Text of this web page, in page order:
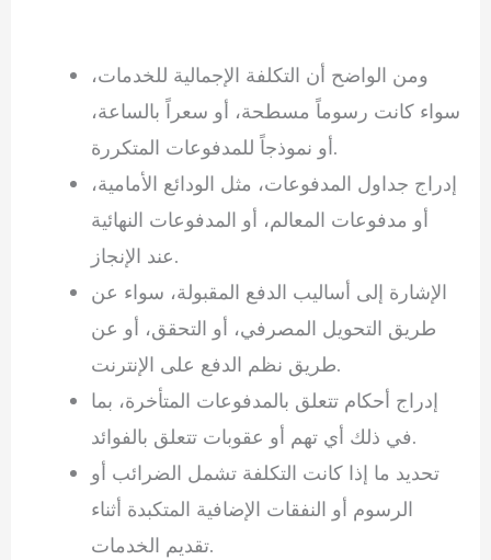
ومن الواضح أن التكلفة الإجمالية للخدمات،
سواء كانت رسوماً مسطحة، أو سعراً بالساعة،
أو نموذجاً للمدفوعات المتكررة.
إدراج جداول المدفوعات، مثل الودائع الأمامية،
أو مدفوعات المعالم، أو المدفوعات النهائية
عند الإنجاز.
الإشارة إلى أساليب الدفع المقبولة، سواء عن
طريق التحويل المصرفي، أو التحقق، أو عن
طريق نظم الدفع على الإنترنت.
إدراج أحكام تتعلق بالمدفوعات المتأخرة، بما
في ذلك أي تهم أو عقوبات تتعلق بالفوائد.
تحديد ما إذا كانت التكلفة تشمل الضرائب أو
الرسوم أو النفقات الإضافية المتكبدة أثناء
تقديم الخدمات.